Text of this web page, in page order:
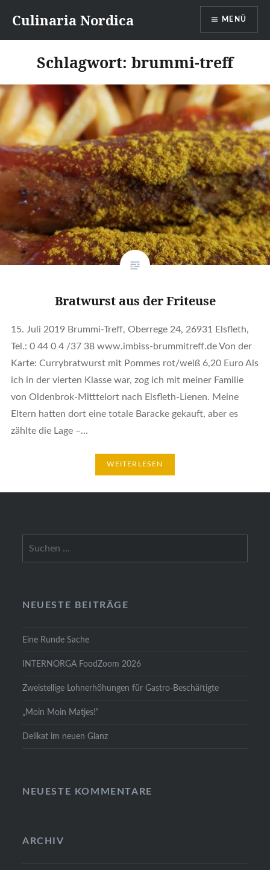
zumCulinaria Nordica MENÜ
Schlagwort: brummi-treff
Bratwurst aus der Friteuse
15. Juli 2019 Brummi-Treff, Oberrege 24, 26931 Elsfleth,
Tel.: 0 44 0 4 /37 38 www.imbiss-brummitreff.de Von der
Karte: Currybratwurst mit Pommes rot/weiß 6,20 Euro Als
ich in der vierten Klasse war, zog ich mit meiner Familie
von Oldenbrok-Mitttelort nach Elsfleth-Lienen. Meine
Eltern hatten dort eine totale Baracke gekauft, aber es
zählte die Lage –…
WEITERLESEN
NEUESTE BEITRÄGE
Eine Runde Sache
INTERNORGA FoodZoom 2026
Zweistellige Lohnerhöhungen für Gastro-Beschäftigte
„Moin Moin Matjes!“
Delikat im neuen Glanz
NEUESTE KOMMENTARE
ARCHIV